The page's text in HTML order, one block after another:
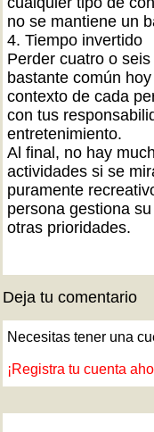
no se mantiene un
4. Tiempo invertido
Perder cuatro o
bastante común
contexto de cada
con tus
entretenimiento.
Al final, no hay
actividades si se
puramente
persona gestiona
otras prioridades.
Deja tu comentario
Necesitas tener una
¡Registra tu cuenta